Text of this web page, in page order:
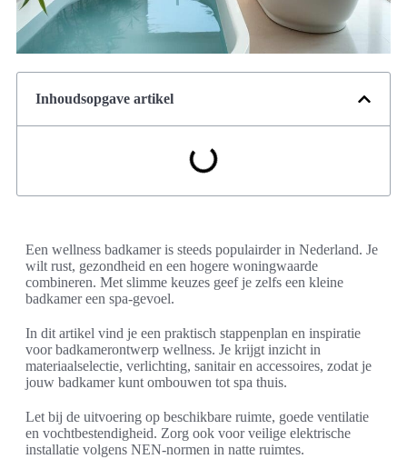
Inhoudsopgave artikel
Een wellness badkamer is steeds populairder in Nederland. Je
wilt rust, gezondheid en een hogere woningwaarde
combineren. Met slimme keuzes geef je zelfs een kleine
badkamer een spa-gevoel.
In dit artikel vind je een praktisch stappenplan en inspiratie
voor badkamerontwerp wellness. Je krijgt inzicht in
materiaalselectie, verlichting, sanitair en accessoires, zodat je
jouw badkamer kunt ombouwen tot spa thuis.
Let bij de uitvoering op beschikbare ruimte, goede ventilatie
en vochtbestendigheid. Zorg ook voor veilige elektrische
installatie volgens NEN-normen in natte ruimtes.